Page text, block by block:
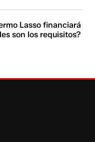
Lasso financiará
son los requisitos?